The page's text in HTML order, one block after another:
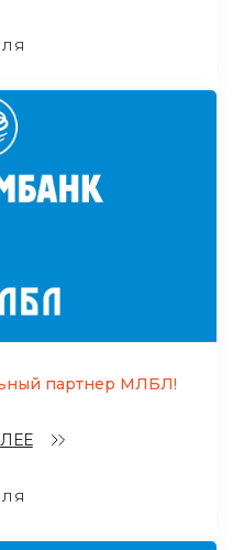
партнер МЛБЛ!